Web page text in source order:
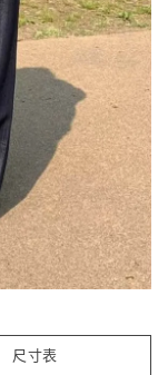
尺寸表